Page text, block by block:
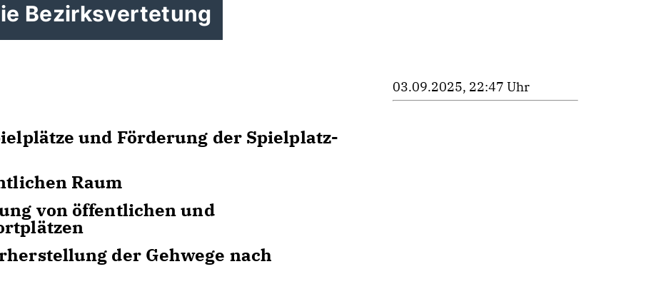
Bezirksvertetung
und Förderung der Spielplatz-
Raum
von öffentlichen und
der Gehwege nach
03.09.2025, 22:47 Uhr